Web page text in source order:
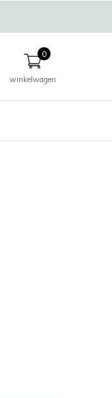
winkelwagen
0